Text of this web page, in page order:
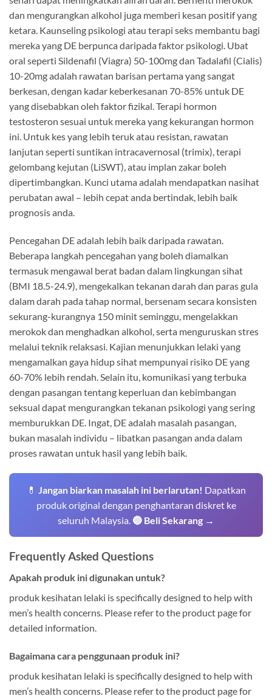
dan mengurangkan alkohol juga memberi kesan positif yang
ketara. Kaunseling psikologi atau terapi seks membantu bagi
mereka yang DE berpunca daripada faktor psikologi. Ubat
oral seperti Sildenafil (Viagra) 50-100mg dan Tadalafil (Cialis)
10-20mg adalah rawatan barisan pertama yang sangat
berkesan, dengan kadar keberkesanan 70-85% untuk DE
yang disebabkan oleh faktor fizikal. Terapi hormon
testosteron sesuai untuk mereka yang kekurangan hormon
ini. Untuk kes yang lebih teruk atau resistan, rawatan
lanjutan seperti suntikan intracavernosal (trimix), terapi
gelombang kejutan (LiSWT), atau implan zakar boleh
dipertimbangkan. Kunci utama adalah mendapatkan nasihat
perubatan awal – lebih cepat anda bertindak, lebih baik
prognosis anda.
Pencegahan DE adalah lebih baik daripada rawatan.
Beberapa langkah pencegahan yang boleh diamalkan
termasuk mengawal berat badan dalam lingkungan sihat
(BMI 18.5-24.9), mengekalkan tekanan darah dan paras gula
dalam darah pada tahap normal, bersenam secara konsisten
sekurang-kurangnya 150 minit seminggu, mengelakkan
merokok dan menghadkan alkohol, serta menguruskan stres
melalui teknik relaksasi. Kajian menunjukkan lelaki yang
mengamalkan gaya hidup sihat mempunyai risiko DE yang
60-70% lebih rendah. Selain itu, komunikasi yang terbuka
dengan pasangan tentang keperluan dan kebimbangan
seksual dapat mengurangkan tekanan psikologi yang sering
memburukkan DE. Ingat, DE adalah masalah pasangan,
bukan masalah individu – libatkan pasangan anda dalam
proses rawatan untuk hasil yang lebih baik.
💊 Jangan biarkan masalah ini berlarutan! Dapatkan
produk original dengan penghantaran diskret ke
seluruh Malaysia. 🔵 Beli Sekarang →
Frequently Asked Questions
Apakah produk ini digunakan untuk?
produk kesihatan lelaki is specifically designed to help with
men’s health concerns. Please refer to the product page for
detailed information.
Bagaimana cara penggunaan produk ini?
produk kesihatan lelaki is specifically designed to help with
men’s health concerns. Please refer to the product page for